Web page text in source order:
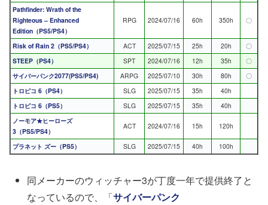
Pathfinder: Wrath of the
Righteous – Enhanced
Edition（PS5/PS4）
RPG 2024/07/16 60h 350h 〇
Risk of Rain 2（PS5/PS4） ACT 2025/07/15 25h 20h
〇
STEEP（PS4）
SPT 2024/07/16 12h 35h
〇
サイバーパンク2077(PS5/PS4)
ARPG 2025/07/10 30h 80h
〇
トロピコ 6（PS4）
SLG 2025/07/15 35h
40h
トロピコ 6（PS5）
SLG 2025/07/15 35h
40h
ノーモア★ヒーローズ
3（PS5/PS4）
ACT 2024/07/16 15h 120h
プラネット ズー（PS5） SLG 2025/07/15 40h 100h
同メーカーのウィッチャー3が丁度一年で提供終了と
なっているので、「サイバーパンク